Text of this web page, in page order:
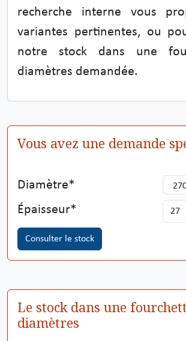
recherche interne vous
variantes pertinentes, ou
notre stock dans une
diamètres demandée.
Vous avez une demande
Diamètre
Épaisseur
Consulter le stock
Le stock dans une
diamètres